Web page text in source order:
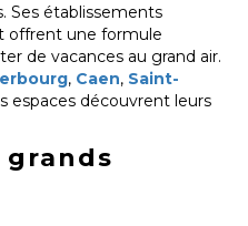
Ses établissements
offrent une formule
de vacances au grand air.
, Caen, Saint-
espaces découvrent leurs
grands